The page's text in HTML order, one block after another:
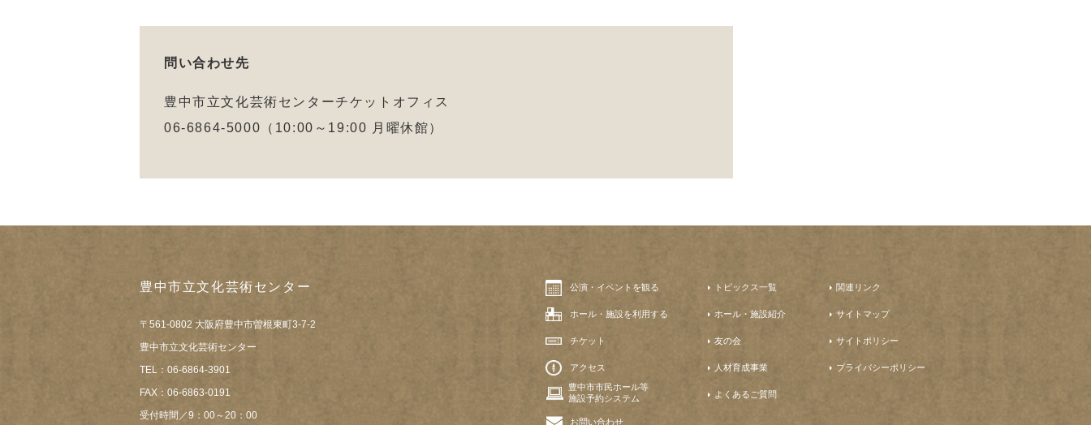
問い合わせ先
豊中市立文化芸術センターチケットオフィス
06-6864-5000（10:00～19:00 月曜休館）
豊中市立文化芸術センター
〒561-0802 大阪府豊中市曽根東町3-7-2
豊中市立文化芸術センター
TEL：06-6864-3901
FAX：06-6863-0191
受付時間／9：00～20：00
公演・イベントを観る
ホール・施設を利用する
チケット
アクセス
豊中市市民ホール等
施設予約システム
お問い合わせ
トピックス一覧
ホール・施設紹介
友の会
人材育成事業
よくあるご質問
関連リンク
サイトマップ
サイトポリシー
プライバシーポリシー